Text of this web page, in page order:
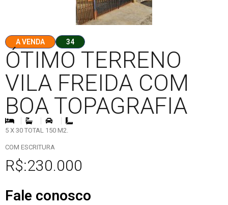
A VENDA 34
ÓTIMO TERRENO
VILA FREIDA COM
BOA TOPAGRAFIA
5 X 30 TOTAL 150 M2.
COM ESCRITURA
R$:230.000
Fale conosco